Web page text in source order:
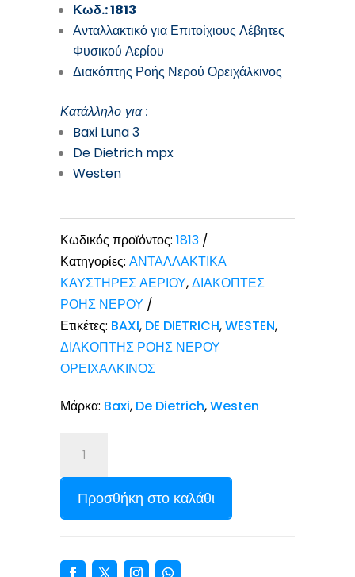
Κωδ.: 1813
Ανταλλακτικό για Επιτοίχιους Λέβητες
Φυσικού Αερίου
Διακόπτης Ροής Νερού Ορειχάλκινος
Κατάλληλο για :
Baxi Luna 3
De Dietrich mpx
Westen
Προσθήκη στο καλάθι
Κωδικός προϊόντος: 1813
Κατηγορίες: ΑΝΤΑΛΛΑΚΤΙΚΑ
ΚΑΥΣΤΗΡΕΣ ΑΕΡΙΟΥ,ΔΙΑΚΟΠΤΕΣ
ΡΟΗΣ ΝΕΡΟΥ
Ετικέτες: BAXI, DE DIETRICH,WESTEN,
ΔΙΑΚΟΠΤΗΣ ΡΟΗΣ ΝΕΡΟΥ
ΟΡΕΙΧΑΛΚΙΝΟΣ
Μάρκα: Baxi, De Dietrich,Westen